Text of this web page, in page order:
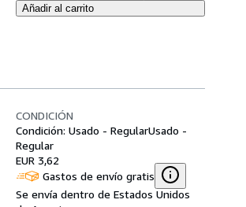
Añadir al carrito
CONDICIÓN
Condición: Usado - RegularUsado -
Regular
EUR 3,62
Gastos de envío gratis
Se envía dentro de Estados Unidos